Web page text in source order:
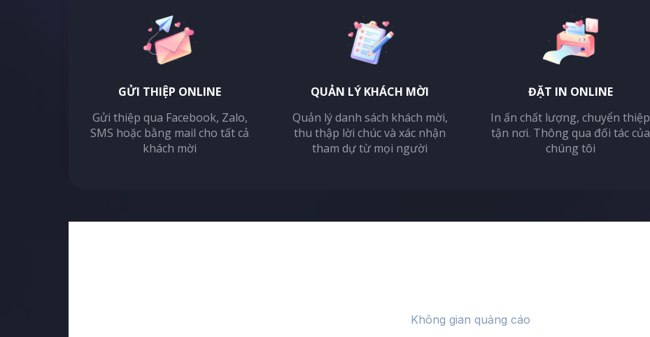
GỬI THIỆP ONLINE
Gửi thiệp qua Facebook, Zalo,
SMS hoặc bằng mail cho tất cả
khách mời
QUẢN LÝ KHÁCH MỜI
Quản lý danh sách khách mời,
thu thập lời chúc và xác nhận
tham dự từ mọi người
ĐẶT IN ONLINE
In ấn chất lượng, chuyển thiệp
tận nơi. Thông qua đối tác của
chúng tôi